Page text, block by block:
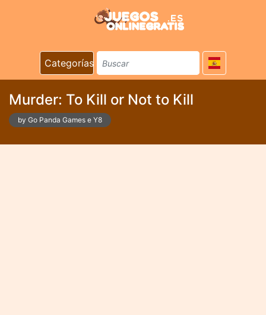
Categorías
Murder: To Kill or Not to Kill
by Go Panda Games e Y8